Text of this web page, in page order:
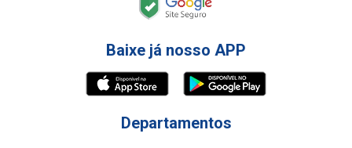
Baixe já nosso APP
Departamentos